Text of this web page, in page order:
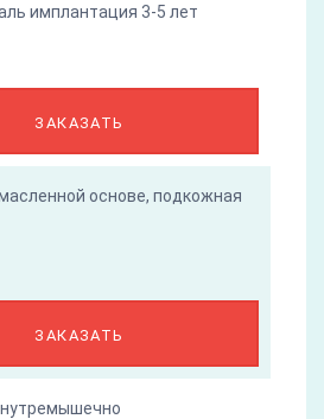
имплантация 3-5 лет
ЗАКАЗАТЬ
основе, подкожная
ЗАКАЗАТЬ